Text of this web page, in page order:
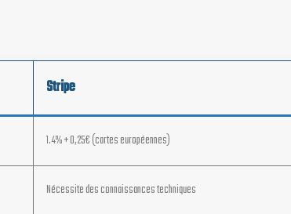
Stripe
1.4% + 0,25€ (cartes européennes)
Nécessite des connaissances techniques